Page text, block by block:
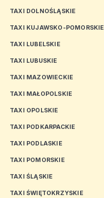
TAXI DOLNOŚLĄSKIE
TAXI KUJAWSKO-POMORSKIE
TAXI LUBELSKIE
TAXI LUBUSKIE
TAXI MAZOWIECKIE
TAXI MAŁOPOLSKIE
TAXI OPOLSKIE
TAXI PODKARPACKIE
TAXI PODLASKIE
TAXI POMORSKIE
TAXI ŚLĄSKIE
TAXI ŚWIĘTOKRZYSKIE